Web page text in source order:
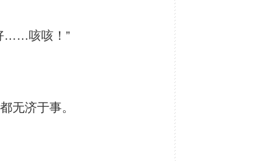
……咳咳！”
无济于事。